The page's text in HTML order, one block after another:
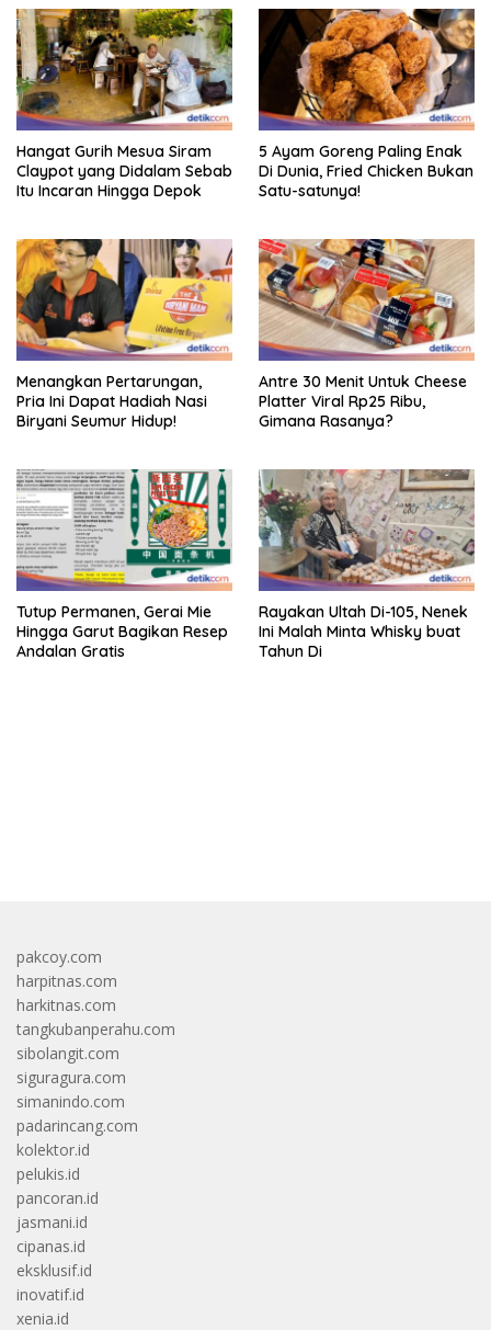
Hangat Gurih Mesua Siram
Claypot yang Didalam Sebab
Itu Incaran Hingga Depok
5 Ayam Goreng Paling Enak
Di Dunia, Fried Chicken Bukan
Satu-satunya!
Menangkan Pertarungan,
Pria Ini Dapat Hadiah Nasi
Biryani Seumur Hidup!
Antre 30 Menit Untuk Cheese
Platter Viral Rp25 Ribu,
Gimana Rasanya?
Tutup Permanen, Gerai Mie
Hingga Garut Bagikan Resep
Andalan Gratis
Rayakan Ultah Di-105, Nenek
Ini Malah Minta Whisky buat
Tahun Di
pakcoy.com
harpitnas.com
harkitnas.com
tangkubanperahu.com
sibolangit.com
siguragura.com
simanindo.com
padarincang.com
kolektor.id
pelukis.id
pancoran.id
jasmani.id
cipanas.id
eksklusif.id
inovatif.id
xenia.id